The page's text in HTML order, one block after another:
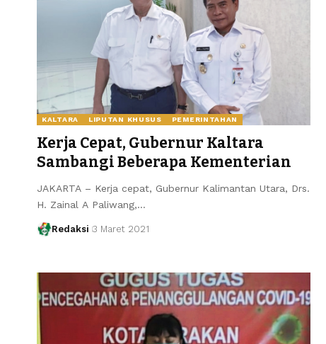
KALTARA LIPUTAN KHUSUS PEMERINTAHAN
Kerja Cepat, Gubernur Kaltara
Sambangi Beberapa Kementerian
JAKARTA – Kerja cepat, Gubernur Kalimantan Utara, Drs.
H. Zainal A Paliwang,…
Redaksi 3 Maret 2021